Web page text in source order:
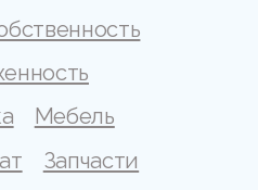
Мебель
Запчасти